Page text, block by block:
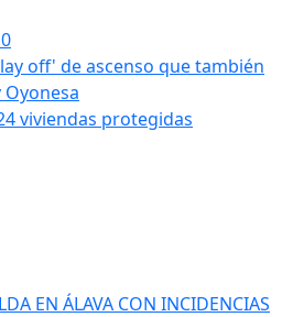
off' de ascenso que también
viviendas protegidas
EN ÁLAVA CON INCIDENCIAS